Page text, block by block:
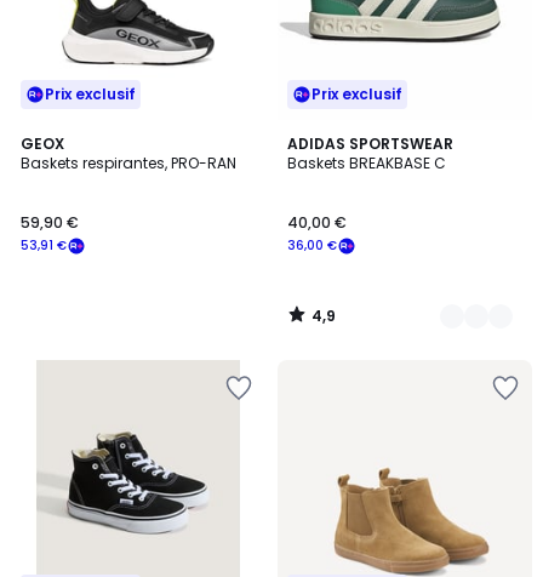
Prix exclusif
GEOX
Baskets respirantes, PRO-RAN
53,91 €
59,90 €
Prix exclusif
ADIDAS SPORTSWEAR
Baskets BREAKBASE C
36,00 €
40,00 €
4,9
/ 5
2
Couleurs
4,9
/